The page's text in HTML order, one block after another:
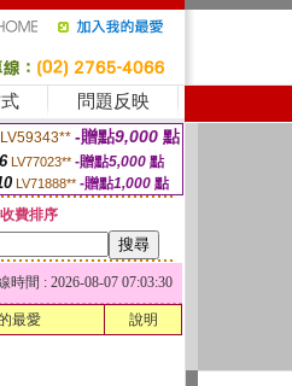
問題反映
LV59343** -贈點9,000 點
LV77023** -贈點5,000點
LV71888** -贈點1,000 點
費排序
時間 : 2026-08-07 07:03:30
最愛 說明